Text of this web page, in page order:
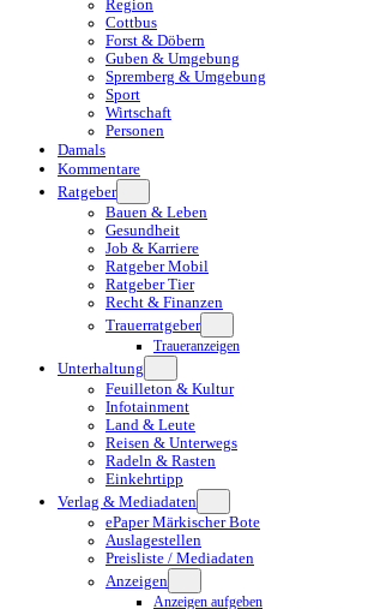
Region
Cottbus
Forst & Döbern
Guben & Umgebung
Spremberg & Umgebung
Sport
Wirtschaft
Personen
Damals
Kommentare
Ratgeber
Bauen & Leben
Gesundheit
Job & Karriere
Ratgeber Mobil
Ratgeber Tier
Recht & Finanzen
Trauerratgeber
Traueranzeigen
Unterhaltung
Feuilleton & Kultur
Infotainment
Land & Leute
Reisen & Unterwegs
Radeln & Rasten
Einkehrtipp
Verlag & Mediadaten
ePaper Märkischer Bote
Auslagestellen
Preisliste / Mediadaten
Anzeigen
Anzeigen aufgeben